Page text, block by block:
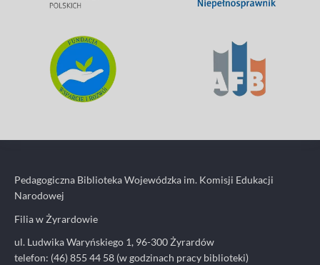
Pedagogiczna Biblioteka Wojewódzka im. Komisji Edukacji
Narodowej
Filia w Żyrardowie
ul. Ludwika Waryńskiego 1, 96-300 Żyrardów
telefon: (46) 855 44 58 (w godzinach pracy biblioteki)